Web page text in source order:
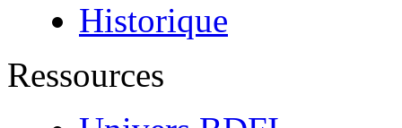
Historique
Ressources